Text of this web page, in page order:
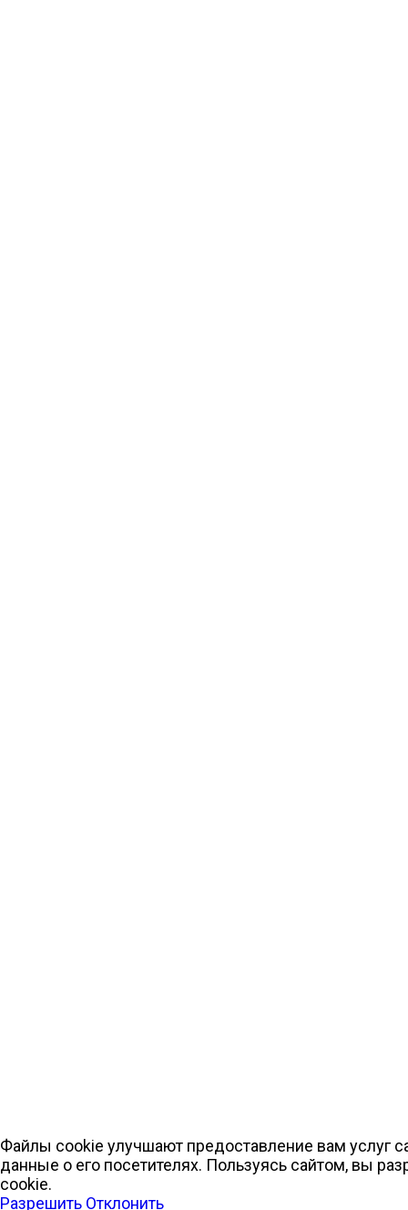
Файлы cookie улучшают предоставление вам услуг
данные о его посетителях. Пользуясь сайтом, вы
cookie.
Разрешить Отклонить